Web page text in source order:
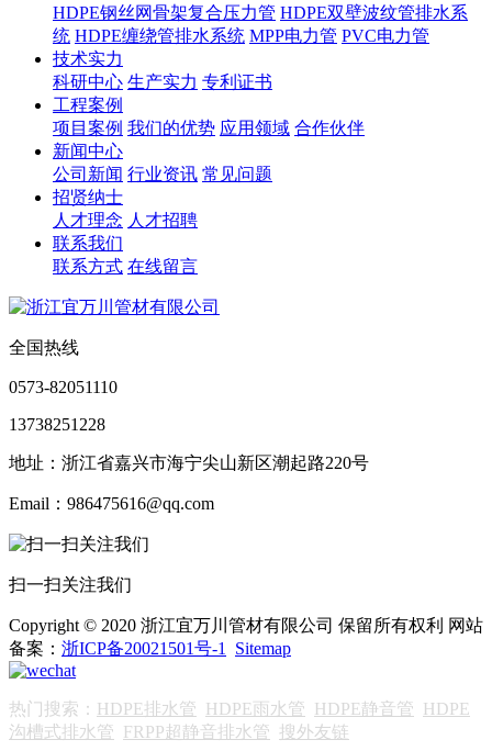
HDPE钢丝网骨架复合压力管 HDPE双壁波纹管排水系
统 HDPE缠绕管排水系统 MPP电力管 PVC电力管
技术实力
科研中心 生产实力 专利证书
工程案例
项目案例 我们的优势 应用领域 合作伙伴
新闻中心
公司新闻 行业资讯 常见问题
招贤纳士
人才理念 人才招聘
联系我们
联系方式 在线留言
全国热线
0573-82051110
13738251228
地址：浙江省嘉兴市海宁尖山新区潮起路220号
Email：986475616@qq.com
扫一扫关注我们
Copyright © 2020 浙江宜万川管材有限公司 保留所有权利 网站
备案： 浙ICP备20021501号-1 Sitemap
热门搜索： HDPE排水管 HDPE雨水管 HDPE静音管 HDPE
沟槽式排水管 FRPP超静音排水管 搜外友链